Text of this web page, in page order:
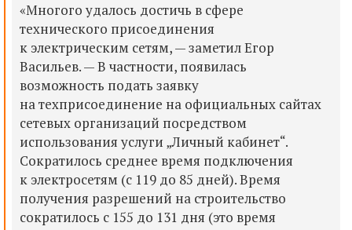
«Многого удалось достичь в сфере
технического присоединения
к электрическим сетям, — заметил Егор
Васильев. — В частности, появилась
возможность подать заявку
на техприсоединение на официальных сайтах
сетевых организаций посредством
использования услуги „Личный кабинет“.
Сократилось среднее время подключения
к электросетям (с 119 до 85 дней). Время
получения разрешений на строительство
сократилось с 155 до 131 дня (это время